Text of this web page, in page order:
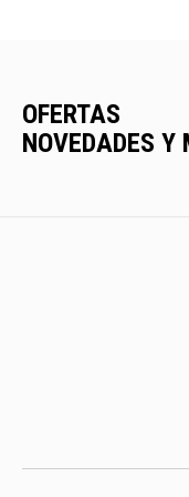
OFERTAS
NOVEDADES